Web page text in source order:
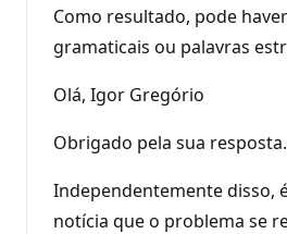
Como resultado, pode
gramaticais ou palavras
Olá, Igor Gregório
Obrigado pela sua resposta.
Independentemente disso,
notícia que o problema se